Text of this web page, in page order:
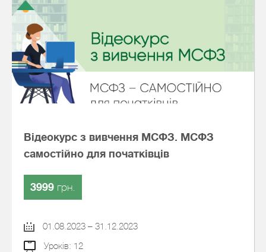
Відеокурс з вивчення МСФЗ. МСФЗ
самостійно для початківців
3999 грн.
01.08.2023 – 31.12.2023
Уроків: 12